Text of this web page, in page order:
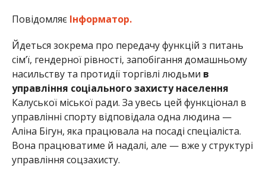
Повідомляє Інформатор.
Йдеться зокрема про передачу функцій з питань
сім’ї, гендерної рівності, запобігання домашньому
насильству та протидії торгівлі людьми в
управління соціального захисту населення
Калуської міської ради. За увесь цей функціонал в
управлінні спорту відповідала одна людина —
Аліна Бігун, яка працювала на посаді спеціаліста.
Вона працюватиме й надалі, але — вже у структурі
управління соцзахисту.